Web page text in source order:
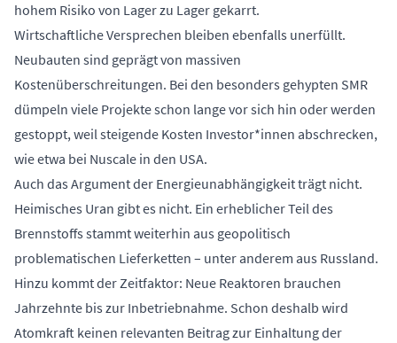
hohem Risiko von Lager zu Lager gekarrt.
Wirtschaftliche Versprechen bleiben ebenfalls unerfüllt.
Neubauten sind geprägt von massiven
Kostenüberschreitungen. Bei den besonders gehypten SMR
dümpeln viele Projekte schon lange vor sich hin oder werden
gestoppt, weil steigende Kosten Investor*innen abschrecken,
wie etwa bei Nuscale in den USA.
Auch das Argument der Energieunabhängigkeit trägt nicht.
Heimisches Uran gibt es nicht. Ein erheblicher Teil des
Brennstoffs stammt weiterhin aus geopolitisch
problematischen Lieferketten – unter anderem aus Russland.
Hinzu kommt der Zeitfaktor: Neue Reaktoren brauchen
Jahrzehnte bis zur Inbetriebnahme. Schon deshalb wird
Atomkraft keinen relevanten Beitrag zur Einhaltung der